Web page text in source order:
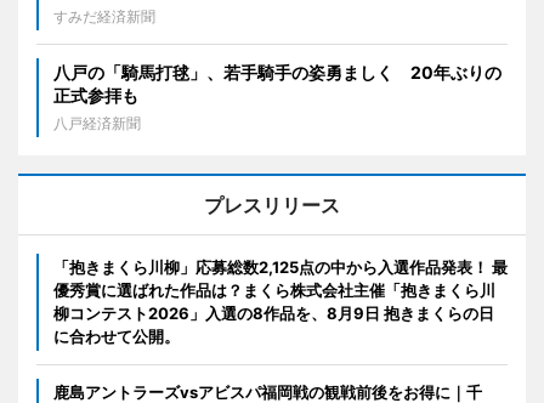
すみだ経済新聞
八戸の「騎馬打毬」、若手騎手の姿勇ましく 20年ぶりの
正式参拝も
八戸経済新聞
プレスリリース
「抱きまくら川柳」応募総数2,125点の中から入選作品発表！ 最
優秀賞に選ばれた作品は？まくら株式会社主催「抱きまくら川
柳コンテスト2026」入選の8作品を、8月9日 抱きまくらの日
に合わせて公開。
鹿島アントラーズvsアビスパ福岡戦の観戦前後をお得に｜千